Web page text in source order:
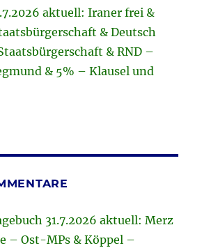
aktuell: Iraner frei &
& Deutsch
& RND –
& 5% – Klausel und
31.7.2026 aktuell: Merz
– Ost-MPs & Köppel –